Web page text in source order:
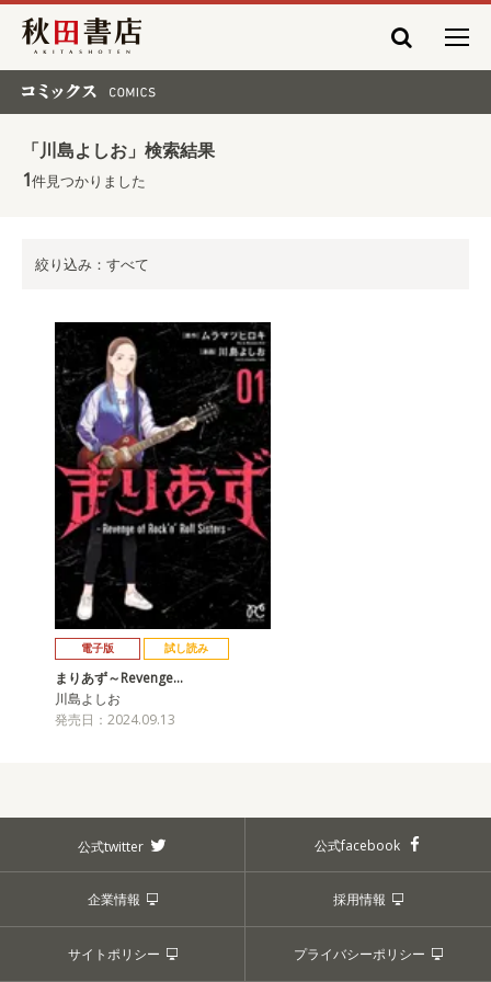
秋田書店
「川島よしお」検索結果
1件見つかりました
絞り込み：すべて
電子版 試し読み
まりあず～Revenge…
川島よしお
発売日：2024.09.13
公式twitter 公式facebook
企業情報 採用情報
サイトポリシー プライバシーポリシー